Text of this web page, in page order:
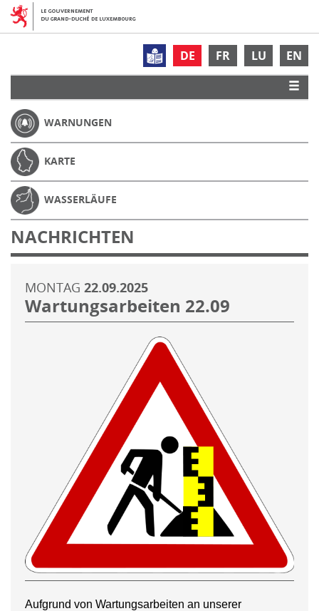
DE FR LU EN
WARNUNGEN
KARTE
WASSERLÄUFE
NACHRICHTEN
MONTAG 22.09.2025
Wartungsarbeiten 22.09
Aufgrund von Wartungsarbeiten an unserer